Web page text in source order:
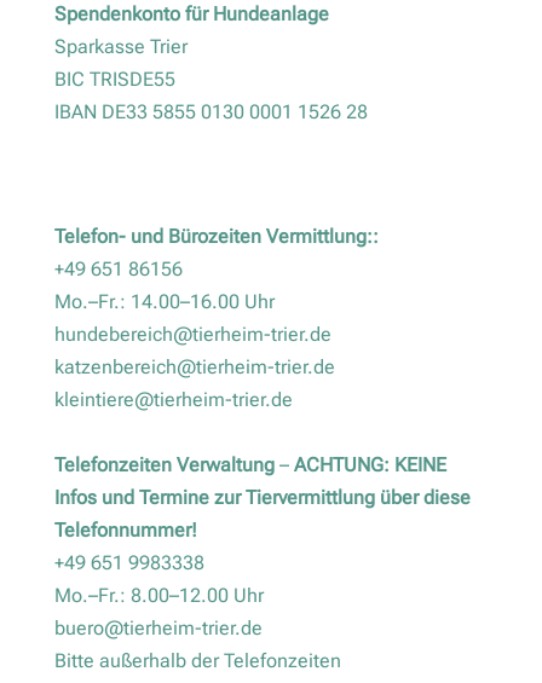
Spendenkonto für Hundeanlage
Sparkasse Trier
BIC TRISDE55
IBAN DE33 5855 0130 0001 1526 28
Telefon- und Bürozeiten Vermittlung::
+49 651 86156
Mo.–Fr.: 14.00–16.00 Uhr
hundebereich@tierheim-trier.de
katzenbereich@tierheim-trier.de
kleintiere@tierheim-trier.de
Telefonzeiten Verwaltung– ACHTUNG: KEINE
Infos und Termine zur Tiervermittlung über diese
Telefonnummer!
+49 651 9983338
Mo.–Fr.: 8.00–12.00 Uhr
buero@tierheim-trier.de
Bitte außerhalb der Telefonzeiten